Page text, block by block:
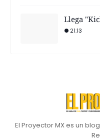
Llega
21:13
El Proyector MX es un